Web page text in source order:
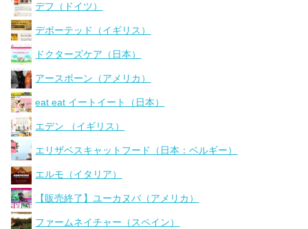
デフ（ドイツ）
デボーテッド（イギリス）
ドクターズケア（日本）
アースボーン（アメリカ）
eat eat イートイート（日本）
エデン （イギリス）
エリザベスキャットフード（日本：ベルギー）
エルモ（イタリア）
【販売終了】ユーカヌバ（アメリカ）
ファームネイチャー（スペイン）